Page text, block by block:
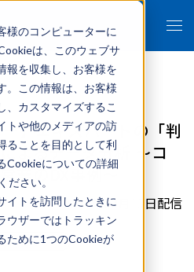
様のコンピューターに
は、このウェブサ
報を収集し、お客様を
。この情報は、お客様
、カスタマイズするこ
トや他のメディアの訪
ることを目的として利
Cookieについての詳細
ださい。
イトを訪問したときに
ウザーではトラッキン
ために1つのCookieが
】エキスパートの「判
よるデータ分析 ～コ
業のDX事例～
2021年09月13日配信
ト/セミナー